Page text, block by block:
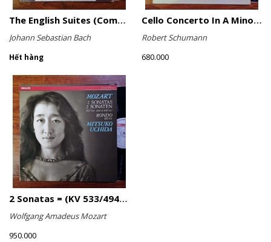
The English Suites (Complete)
Johann Sebastian Bach
Hết hàng
Cello Concerto In A Minor, Cello Concerto No.1 In A Minor
Robert Schumann
680.000
2 Sonatas = (KV 533/494 & KV 545) / Rondo (KV 511)
Wolfgang Amadeus Mozart
950.000